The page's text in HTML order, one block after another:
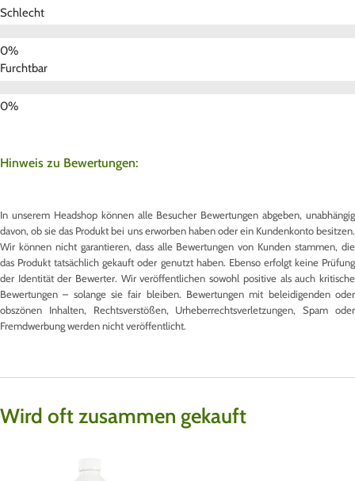
Schlecht
Furchtbar
Hinweis zu Bewertungen:
In unserem Headshop können alle Besucher Bewertungen abgeben, unabhängig
davon, ob sie das Produkt bei uns erworben haben oder ein Kundenkonto besitzen.
Wir können nicht garantieren, dass alle Bewertungen von Kunden stammen, die
das Produkt tatsächlich gekauft oder genutzt haben. Ebenso erfolgt keine Prüfung
der Identität der Bewerter. Wir veröffentlichen sowohl positive als auch kritische
Bewertungen – solange sie fair bleiben. Bewertungen mit beleidigenden oder
obszönen Inhalten, Rechtsverstößen, Urheberrechtsverletzungen, Spam oder
Fremdwerbung werden nicht veröffentlicht.
Wird oft zusammen gekauft